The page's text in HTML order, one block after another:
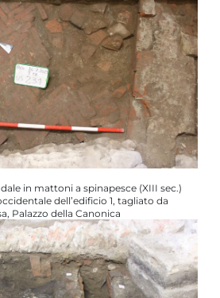
in mattoni a spinapesce (XIII sec.)
dell’edificio 1, tagliato da
Palazzo della Canonica